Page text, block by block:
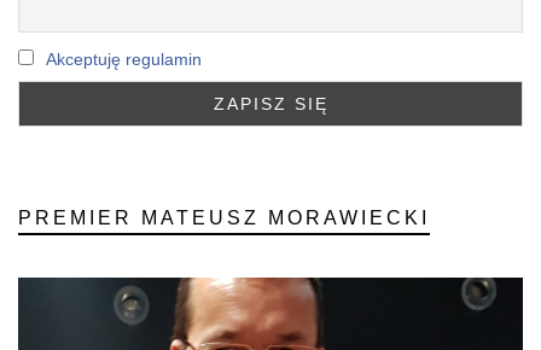
Akceptuję regulamin
PREMIER MATEUSZ MORAWIECKI